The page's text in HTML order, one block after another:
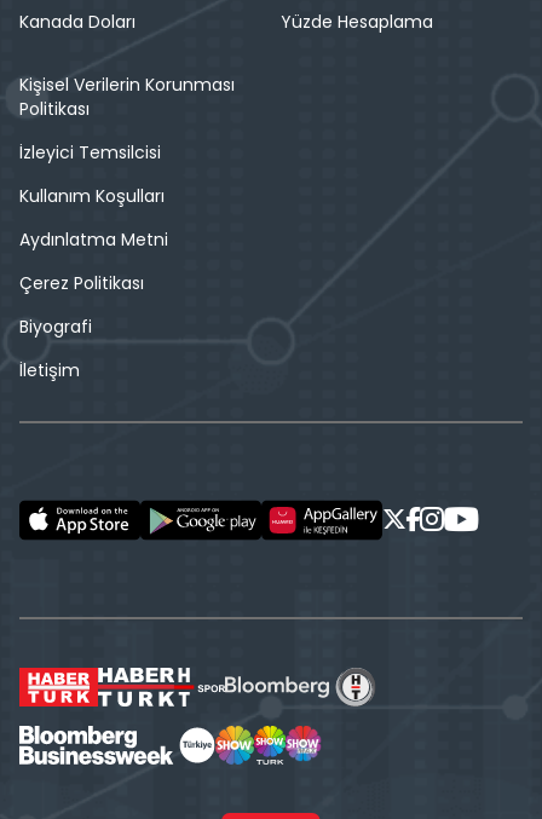
Kanada Doları
Yüzde Hesaplama
Kişisel Verilerin Korunması
Politikası
İzleyici Temsilcisi
Kullanım Koşulları
Aydınlatma Metni
Çerez Politikası
Biyografi
İletişim